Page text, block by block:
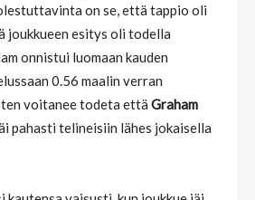
on se, että tappio oli
joukkueen esitys oli todella
onnistui luomaan kauden
0.56 maalin verran
voitanee todeta että Graham
pahasti telineisiin lähes jokaisella